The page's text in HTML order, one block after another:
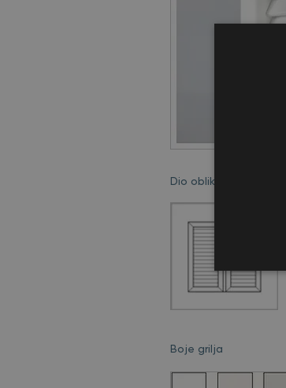
Dio oblika i boja iz
Boje grilja